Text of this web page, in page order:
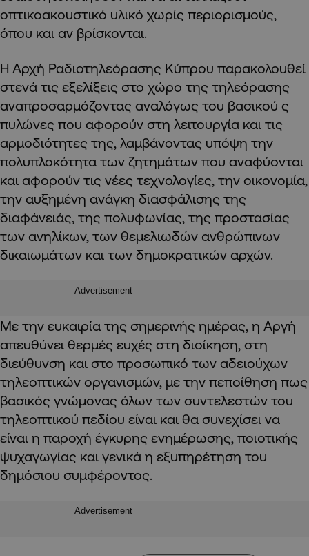
οπτικοακουστικό υλικό χωρίς περιορισμούς,
όπου και αν βρίσκονται.
Η Αρχή Ραδιοτηλεόρασης Κύπρου παρακολουθεί
στενά τις εξελίξεις στο χώρο της τηλεόρασης
αναπροσαρμόζοντας αναλόγως του βασικού ς
πυλώνες που αφορούν στη λειτουργία και τις
αρμοδιότητες της, λαμβάνοντας υπόψη την
πολυπλοκότητα των ζητημάτων που αναφύονται
και αφορούν τις νέες τεχνολογίες, την οικονομία,
την αυξημένη ανάγκη διασφάλισης της
διαφάνειάς, της πολυφωνίας, της προστασίας
των ανηλίκων, των θεμελιωδών ανθρώπινων
δικαιωμάτων και των δημοκρατικών αρχών.
Advertisement
Με την ευκαιρία της σημερινής ημέρας, η Αργή
απευθύνει θερμές ευχές στη διοίκηση, στη
διεύθυνση και στο προσωπικό των αδειούχων
τηλεοπτικών οργανισμών, με την πεποίθηση πως
βασικός γνώμονας όλων των συντελεστών του
τηλεοπτικού πεδίου είναι και θα συνεχίσει να
είναι η παροχή έγκυρης ενημέρωσης, ποιοτικής
ψυχαγωγίας και γενικά η εξυπηρέτηση του
δημόσιου συμφέροντος.
Advertisement